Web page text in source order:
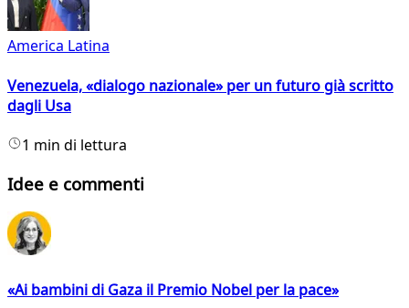
America Latina
Venezuela, «dialogo nazionale» per un futuro già scritto
dagli Usa
1 min di lettura
Idee e commenti
«Ai bambini di Gaza il Premio Nobel per la pace»